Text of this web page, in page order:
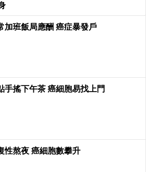
加班飯局應酬 癌症暴發戶
手搖下午茶 癌細胞易找上門
性熬夜 癌細胞數攀升